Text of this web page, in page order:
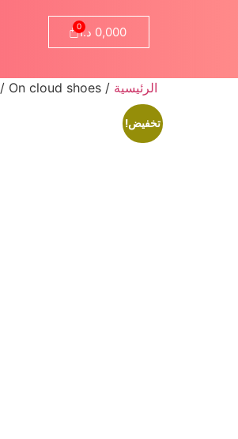
0,000 د.ا
الرئيسية /
/ On cloud shoes
تخفيض!